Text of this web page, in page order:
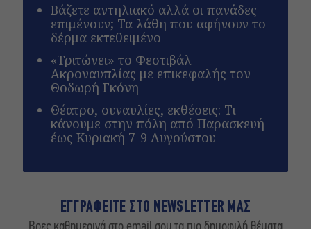
Βάζετε αντηλιακό αλλά οι πανάδες
επιμένουν; Τα λάθη που αφήνουν το
δέρμα εκτεθειμένο
«Τριτώνει» το Φεστιβάλ
Ακροναυπλίας με επικεφαλής τον
Θοδωρή Γκόνη
Θέατρο, συναυλίες, εκθέσεις: Τι
κάνουμε στην πόλη από Παρασκευή
έως Κυριακή 7-9 Αυγούστου
ΕΓΓΡΑΦΕΙΤΕ ΣΤΟ NEWSLETTER ΜΑΣ